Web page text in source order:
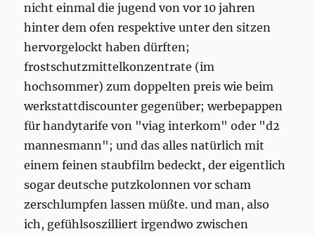
nicht einmal die jugend von vor 10 jahren
hinter dem ofen respektive unter den sitzen
hervorgelockt haben dürften;
frostschutzmittelkonzentrate (im
hochsommer) zum doppelten preis wie beim
werkstattdiscounter gegenüber; werbepappen
für handytarife von "viag interkom" oder "d2
mannesmann"; und das alles natürlich mit
einem feinen staubfilm bedeckt, der eigentlich
sogar deutsche putzkolonnen vor scham
zerschlumpfen lassen müßte. und man, also
ich, gefühlsoszilliert irgendwo zwischen